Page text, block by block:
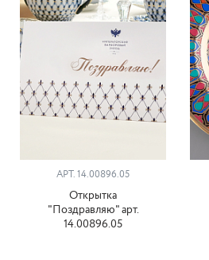
АРТ. 14.00896.05
Открытка
"Поздравляю" арт.
14.00896.05